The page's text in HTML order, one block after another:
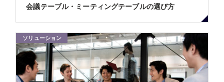
会議テーブル・ミーティングテーブルの選び方
ソリューション